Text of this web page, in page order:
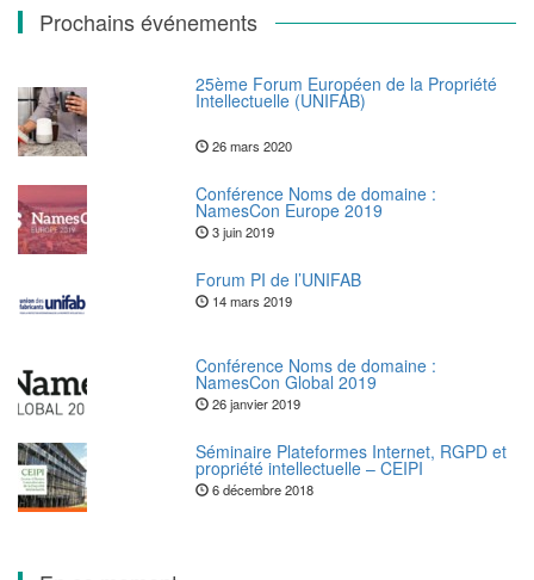
Prochains événements
25ème Forum Européen de la Propriété
Intellectuelle (UNIFAB)
26 mars 2020
Conférence Noms de domaine :
NamesCon Europe 2019
3 juin 2019
Forum PI de l’UNIFAB
14 mars 2019
Conférence Noms de domaine :
NamesCon Global 2019
26 janvier 2019
Séminaire Plateformes Internet, RGPD et
propriété intellectuelle – CEIPI
6 décembre 2018